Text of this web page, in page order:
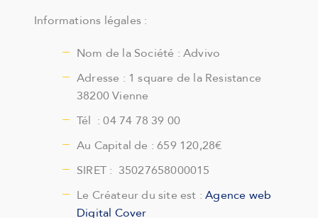
Informations légales :
Nom de la Société : Advivo
Adresse : 1 square de la Resistance
38200 Vienne
Tél : 04 74 78 39 00
Au Capital de : 659 120,28€
SIRET : 35027658000015
Le Créateur du site est :Agence web
Digital Cover